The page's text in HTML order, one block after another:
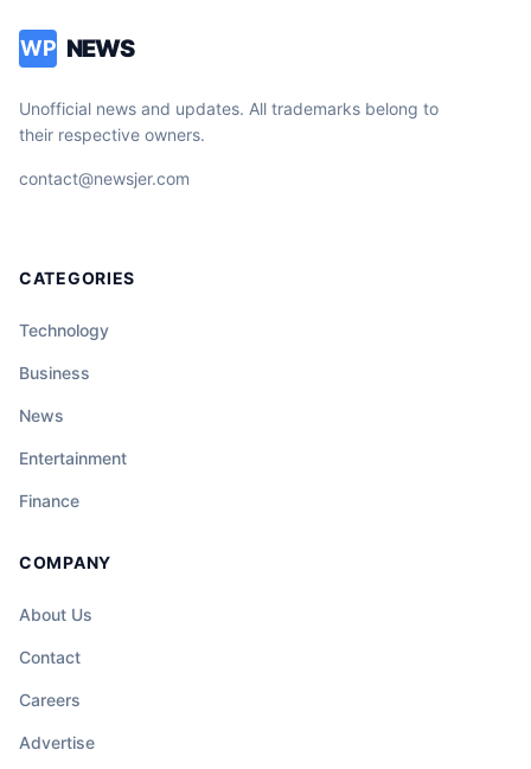
WP NEWS
Unofficial news and updates. All trademarks belong to
their respective owners.
contact@newsjer.com
CATEGORIES
Technology
Business
News
Entertainment
Finance
COMPANY
About Us
Contact
Careers
Advertise